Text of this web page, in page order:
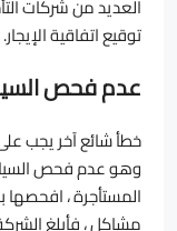
العديد من شركات
توقيع اتفاقية الإيجار.
عدم فحص
خطأ شائع آخر يجب
وهو عدم فحص
المستأجرة ، افحصها
مشاكل ، فأبلغ